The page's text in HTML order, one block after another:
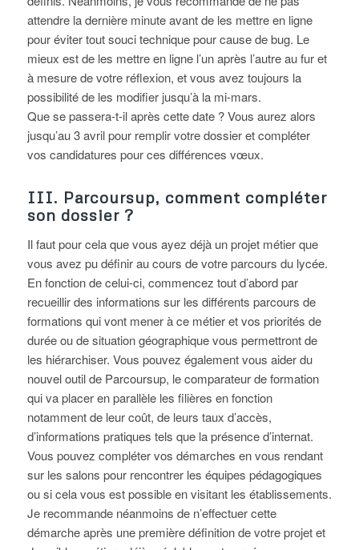
attendre la dernière minute avant de les mettre en ligne
pour éviter tout souci technique pour cause de bug. Le
mieux est de les mettre en ligne l’un après l’autre au fur et
à mesure de votre réflexion, et vous avez toujours la
possibilité de les modifier jusqu’à la mi-mars.
Que se passera-t-il après cette date ? Vous aurez alors
jusqu’au 3 avril pour remplir votre dossier et compléter
vos candidatures pour ces différences vœux.
III. Parcoursup, comment compléter
son dossier ?
Il faut pour cela que vous ayez déjà un projet métier que
vous avez pu définir au cours de votre parcours du lycée.
En fonction de celui-ci, commencez tout d’abord par
recueillir des informations sur les différents parcours de
formations qui vont mener à ce métier et vos priorités de
durée ou de situation géographique vous permettront de
les hiérarchiser. Vous pouvez également vous aider du
nouvel outil de Parcoursup, le comparateur de formation
qui va placer en parallèle les filières en fonction
notamment de leur coût, de leurs taux d’accès,
d’informations pratiques tels que la présence d’internat.
Vous pouvez compléter vos démarches en vous rendant
sur les salons pour rencontrer les équipes pédagogiques
ou si cela vous est possible en visitant les établissements.
Je recommande néanmoins de n’effectuer cette
démarche après une première définition de votre projet et